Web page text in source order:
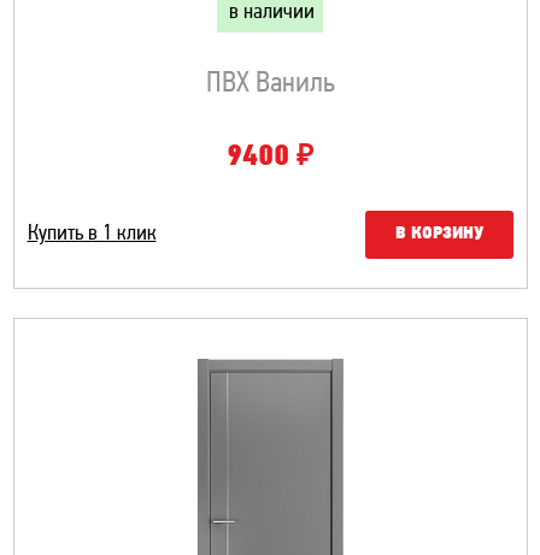
в наличии
ПВХ Ваниль
9400 ₽
Купить в 1 клик В КОРЗИНУ